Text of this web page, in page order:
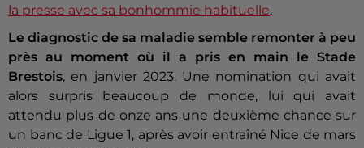
la presse avec sa bonhommie habituelle.
Le diagnostic de sa maladie semble remonter à peu
près au moment où il a pris en main le Stade
Brestois, en janvier 2023. Une nomination qui avait
alors surpris beaucoup de monde, lui qui avait
attendu plus de onze ans une deuxième chance sur
un banc de Ligue 1, après avoir entraîné Nice de mars